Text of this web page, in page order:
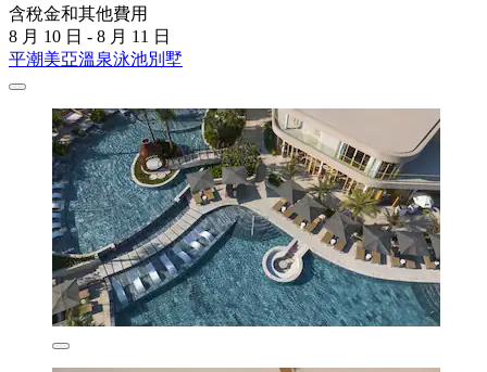
含稅金和其他費用
8 月 10 日 - 8 月 11 日
平潮美亞溫泉泳池別墅